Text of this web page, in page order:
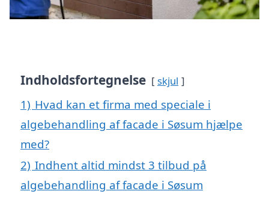
Indholdsfortegnelse skjul
1) Hvad kan et firma med speciale i
algebehandling af facade i Søsum hjælpe
med?
2) Indhent altid mindst 3 tilbud på
algebehandling af facade i Søsum